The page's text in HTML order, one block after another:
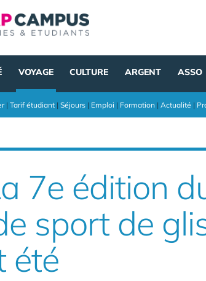
VOYAGE CULTURE ARGENT ASSO
| Tarif étudiant | Séjours | Emploi | Formation | Actualité |
7e édition
sport de
été